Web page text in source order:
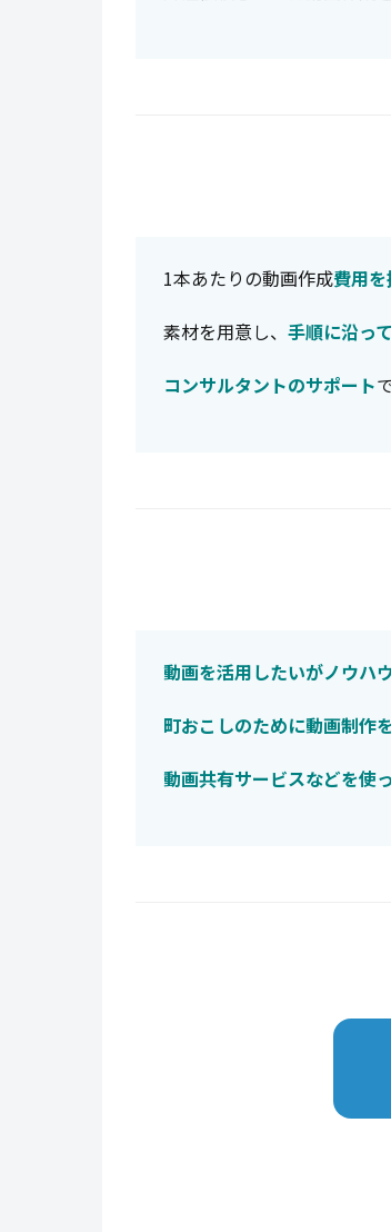
1本あたりの動画作成費用
素材を用意し、 手順に沿っ
コンサルタントのサポート
動画を活用したいがノウハ
町おこしのために動画制作
動画共有サービスなどを使